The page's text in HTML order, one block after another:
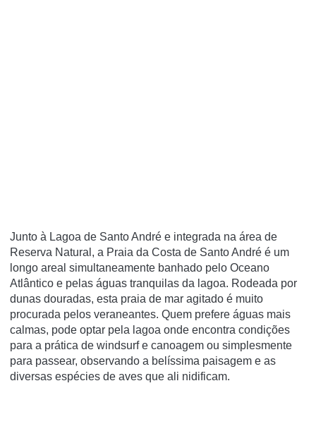
Junto à Lagoa de Santo André e integrada na área de
Reserva Natural, a Praia da Costa de Santo André é um
longo areal simultaneamente banhado pelo Oceano
Atlântico e pelas águas tranquilas da lagoa. Rodeada por
dunas douradas, esta praia de mar agitado é muito
procurada pelos veraneantes. Quem prefere águas mais
calmas, pode optar pela lagoa onde encontra condições
para a prática de windsurf e canoagem ou simplesmente
para passear, observando a belíssima paisagem e as
diversas espécies de aves que ali nidificam.